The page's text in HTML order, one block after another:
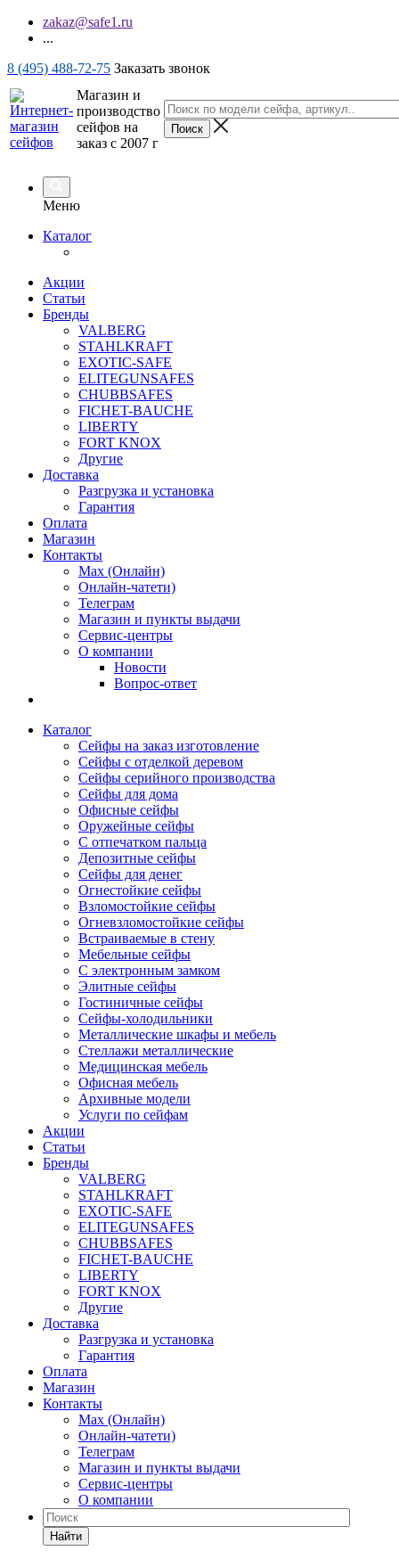
zakaz@safe1.ru
...
8 (495) 488-72-75 Заказать звонок
Магазин и
производство
сейфов на
заказ с 2007 г
Меню
Каталог
Акции
Статьи
Бренды
VALBERG
STAHLKRAFT
EXOTIC-SAFE
ELITEGUNSAFES
CHUBBSAFES
FICHET-BAUCHE
LIBERTY
FORT KNOX
Другие
Доставка
Разгрузка и установка
Гарантия
Оплата
Магазин
Контакты
Max (Онлайн)
Онлайн-чатети)
Телеграм
Магазин и пункты выдачи
Сервис-центры
О компании
Новости
Вопрос-ответ
Каталог
Сейфы на заказ изготовление
Сейфы с отделкой деревом
Сейфы серийного производства
Сейфы для дома
Офисные сейфы
Оружейные сейфы
С отпечатком пальца
Депозитные сейфы
Сейфы для денег
Огнестойкие сейфы
Взломостойкие сейфы
Огневзломостойкие сейфы
Встраиваемые в стену
Мебельные сейфы
С электронным замком
Элитные сейфы
Гостиничные сейфы
Сейфы-холодильники
Металлические шкафы и мебель
Стеллажи металлические
Медицинская мебель
Офисная мебель
Архивные модели
Услуги по сейфам
Акции
Статьи
Бренды
VALBERG
STAHLKRAFT
EXOTIC-SAFE
ELITEGUNSAFES
CHUBBSAFES
FICHET-BAUCHE
LIBERTY
FORT KNOX
Другие
Доставка
Разгрузка и установка
Гарантия
Оплата
Магазин
Контакты
Max (Онлайн)
Онлайн-чатети)
Телеграм
Магазин и пункты выдачи
Сервис-центры
О компании
Найти